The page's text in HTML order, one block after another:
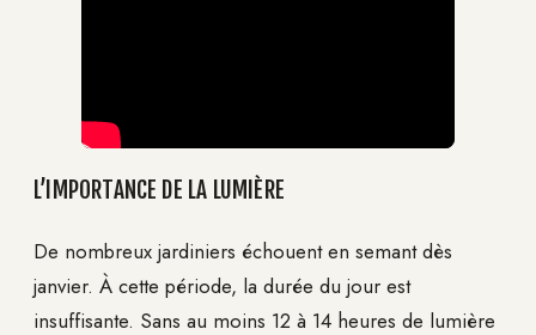
L’IMPORTANCE DE LA LUMIÈRE
De nombreux jardiniers échouent en semant dès
janvier. À cette période, la durée du jour est
insuffisante. Sans au moins 12 à 14 heures de lumière